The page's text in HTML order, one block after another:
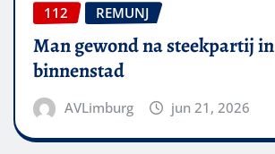
112 REMUNJ
Man gewond na steekpartij in
binnenstad
AVLimburg jun 21, 2026